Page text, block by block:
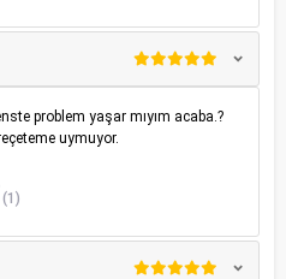
problem yaşar mıyım acaba.?
uymuyor.
(1)